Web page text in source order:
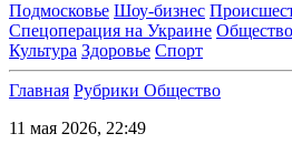
Подмосковье Шоу-бизнес
Спецоперация на Украине Общество
Культура Здоровье Спорт
Главная Рубрики Общество
11 мая 2026, 22:49